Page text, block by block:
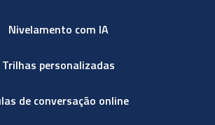
Nivelamento com IA
Trilhas personalizadas
de conversação online